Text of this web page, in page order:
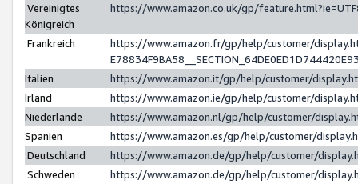
Vereinigtes
Königreich
https://www.amazon.co.uk/gp/
Frankreich
https://www.amazon.fr/gp/help/customer/
Italien
https://www.amazon.it/gp/help/customer/
Irland
https://www.amazon.ie/gp/help/customer/
Niederlande
https://www.amazon.nl/gp/help/customer/
Spanien
https://www.amazon.es/gp/help/customer/
Deutschland
https://www.amazon.de/gp/help/customer/
Schweden
https://www.amazon.de/gp/help/customer/